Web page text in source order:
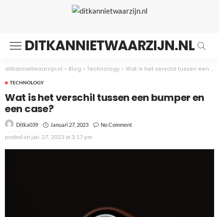
DITKANNIETWAARZIJN.NL
ditkannietwaarzijn.nl > Blog > Technology > Wat is het verschil tussen een bumper en een case?
TECHNOLOGY
Wat is het verschil tussen een bumper en
een case?
Ditka039 Januari 27, 2023 No Comment
posted on jan. 27, 2023 at 3:17 pm